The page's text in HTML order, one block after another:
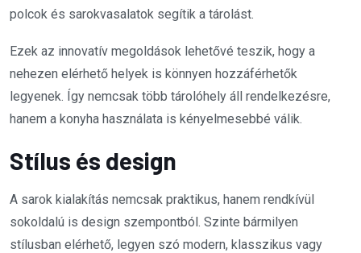
polcok és sarokvasalatok segítik a tárolást.
Ezek az innovatív megoldások lehetővé teszik, hogy a
nehezen elérhető helyek is könnyen hozzáférhetők
legyenek. Így nemcsak több tárolóhely áll rendelkezésre,
hanem a konyha használata is kényelmesebbé válik.
Stílus és design
A sarok kialakítás nemcsak praktikus, hanem rendkívül
sokoldalú is design szempontból. Szinte bármilyen
stílusban elérhető, legyen szó modern, klasszikus vagy